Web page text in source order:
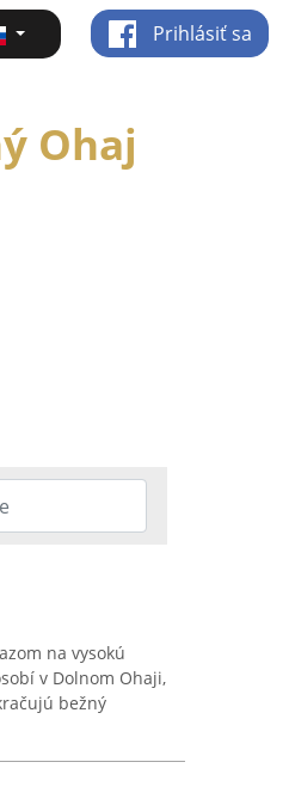
Prihlásiť sa
Ohaj
na vysokú
v Dolnom Ohaji,
bežný